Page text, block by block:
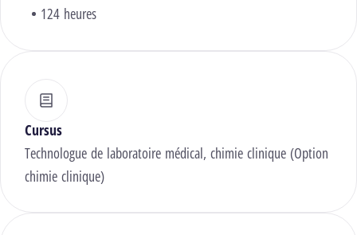
124 heures
Cursus
Technologue de laboratoire médical, chimie clinique (Option
chimie clinique)